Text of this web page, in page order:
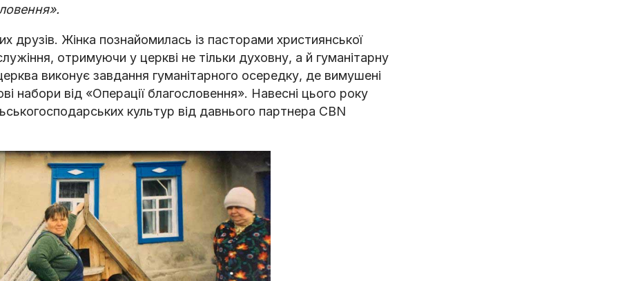
друзів. Жінка познайомилась із пасторами християнської
отримуючи у церкві не тільки духовну, а й гуманітарну
виконує завдання гуманітарного осередку, де вимушені
набори від «Операції благословення». Навесні цього року
культур від давнього партнера CBN